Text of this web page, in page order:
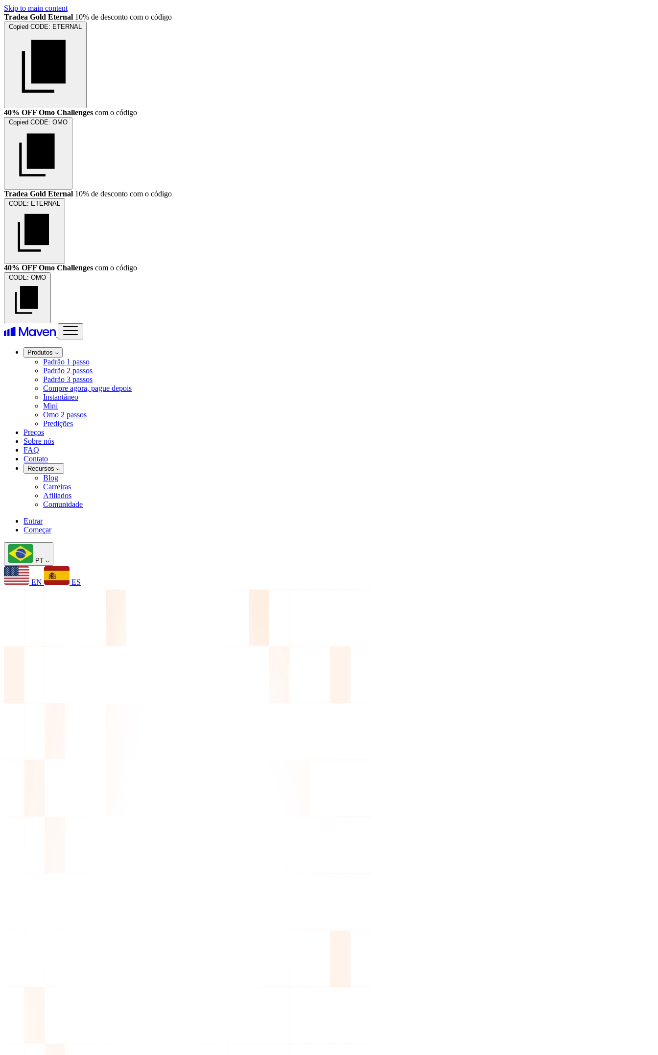
Skip to main content
Tradea Gold Eternal 10% de desconto com o código
Copied CODE: ETERNAL
40% OFF Omo Challenges com o código
Copied CODE: OMO
Tradea Gold Eternal 10% de desconto com o código
CODE: ETERNAL
40% OFF Omo Challenges com o código
CODE: OMO
Produtos
Padrão 1 passo
Padrão 2 passos
Padrão 3 passos
Compre agora, pague depois
Instantâneo
Mini
Omo 2 passos
Predições
Preços
Sobre nós
FAQ
Contato
Recursos
Blog
Carreiras
Afiliados
Comunidade
Entrar
Começar
PT
EN ES